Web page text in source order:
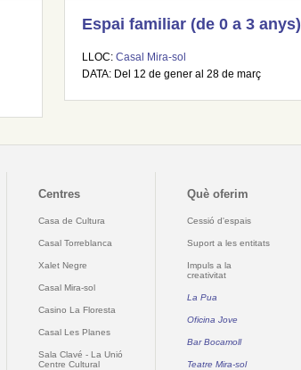
Espai familiar (de 0 a 3 anys)
LLOC: Casal Mira-sol
DATA: Del 12 de gener al 28 de març
Centres
Casa de Cultura
Casal Torreblanca
Xalet Negre
Casal Mira-sol
Casino La Floresta
Casal Les Planes
Sala Clavé - La Unió
Centre Cultural
Què oferim
Cessió d'espais
Suport a les entitats
Impuls a la
creativitat
La Pua
Oficina Jove
Bar Bocamoll
Teatre Mira-sol